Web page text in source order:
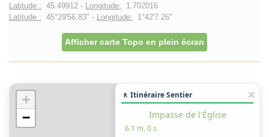
Latitude : 45.49912 - Longitude: 1.702016
Latitude : 45°29'56.83" - Longitude: 1°42'7.26"
Afficher carte Topo en plein écran
+
−
🚶 Itinéraire Sentier
Impasse de l'Église
6.1 m, 0 s